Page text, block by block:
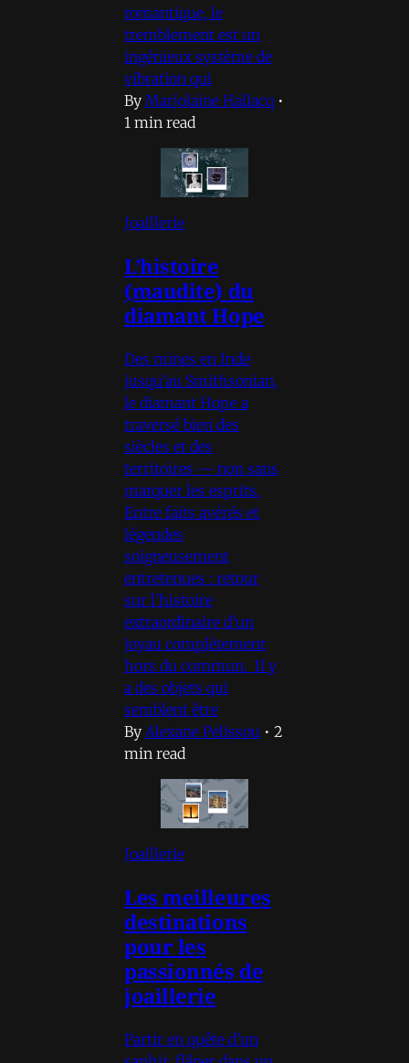
romantique, le
tremblement est un
ingénieux système de
vibration qui
By Marjolaine Hallacq •
1 min read
Joaillerie
L’histoire
(maudite) du
diamant Hope
Des mines en Inde
jusqu’au Smithsonian,
le diamant Hope a
traversé bien des
siècles et des
territoires — non sans
marquer les esprits.
Entre faits avérés et
légendes
soigneusement
entretenues : retour
sur l’histoire
extraordinaire d’un
joyau complètement
hors du commun. Il y
a des objets qui
semblent être
By Alexane Pelissou • 2
min read
Joaillerie
Les meilleures
destinations
pour les
passionnés de
joaillerie
Partir en quête d’un